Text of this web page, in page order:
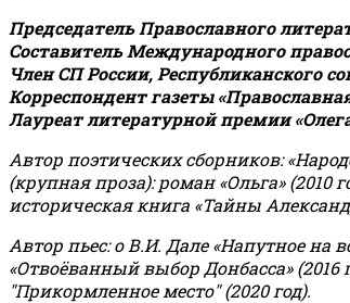
Председатель Православного
Составитель Международного
Член СП России, Республиканского
Корреспондент газеты
Лауреат литературной премии
Автор поэтических сборников:
(крупная проза): роман «Ольга» (2010
историческая книга «Тайны
Автор пьес: о В.И. Дале «Напутное на
«Отвоёванный выбор Донбасса» (2016
"Прикормленное место" (2020 год).